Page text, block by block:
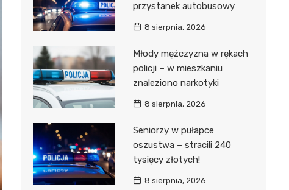
przystanek autobusowy
8 sierpnia, 2026
Młody mężczyzna w rękach
policji – w mieszkaniu
znaleziono narkotyki
8 sierpnia, 2026
Seniorzy w pułapce
oszustwa – stracili 240
tysięcy złotych!
8 sierpnia, 2026